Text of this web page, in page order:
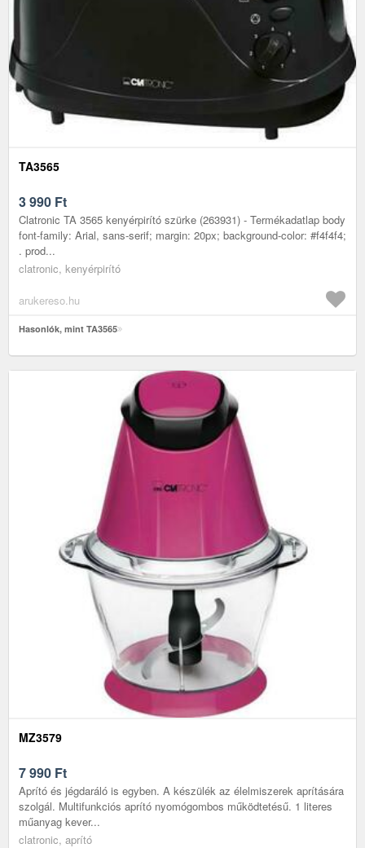
TA3565
3 990 Ft
Clatronic TA 3565 kenyérpirító szürke (263931) - Termékadatlap body
font-family: Arial, sans-serif; margin: 20px; background-color: #f4f4f4;
. prod...
clatronic, kenyérpirító
arukereso.hu
Hasonlók, mint TA3565
MZ3579
7 990 Ft
Aprító és jégdaráló is egyben. A készülék az élelmiszerek aprítására
szolgál. Multifunkciós aprító nyomógombos működtetésű. 1 literes
műanyag kever...
clatronic, aprító